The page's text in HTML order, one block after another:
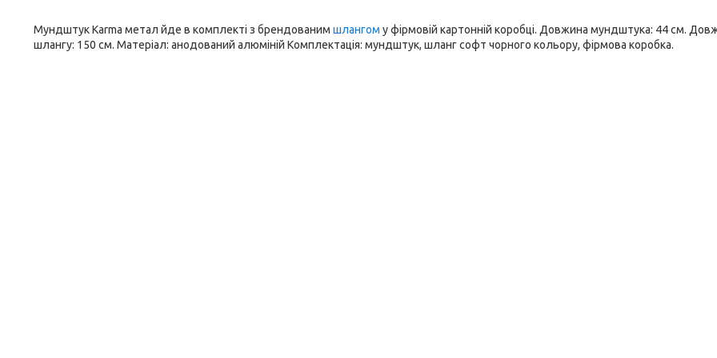
Мундштук Karma метал йде в комплекті з брендованим шлангом у фірмовій картонній коробці. Довжина мундштука: 44 см.
шлангу: 150 см. Матеріал: анодований алюміній Комплектація: мундштук, шланг софт чорного кольору, фірмова коробка.